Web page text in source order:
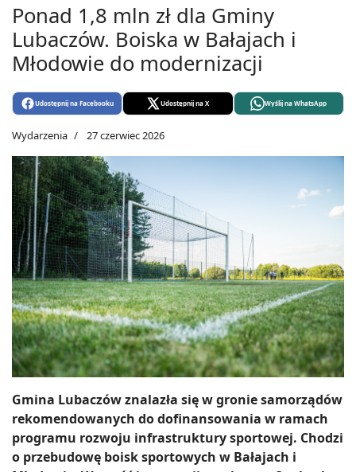
Ponad 1,8 mln zł dla Gminy
Lubaczów. Boiska w Bałajach i
Młodowie do modernizacji
Udostępnij na Facebooku Udostępnij na X Wyślij na WhatsApp
Wydarzenia 27 czerwiec 2026
Gmina Lubaczów znalazła się w gronie samorządów
rekomendowanych do dofinansowania w ramach
programu rozwoju infrastruktury sportowej. Chodzi
o przebudowę boisk sportowych w Bałajach i